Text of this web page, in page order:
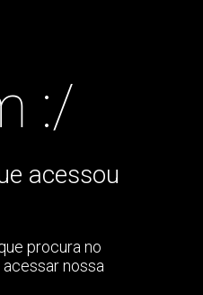
:/
acessou
procura no
nossa